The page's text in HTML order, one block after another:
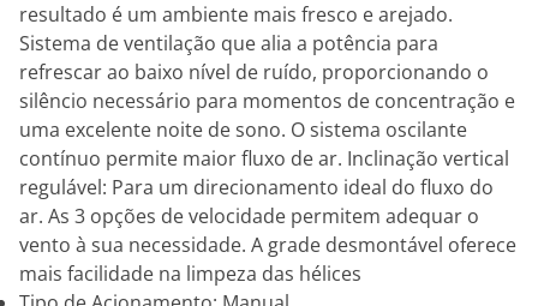
resultado é um ambiente mais fresco e arejado.
Sistema de ventilação que alia a potência para
refrescar ao baixo nível de ruído, proporcionando o
silêncio necessário para momentos de concentração e
uma excelente noite de sono. O sistema oscilante
contínuo permite maior fluxo de ar. Inclinação vertical
regulável: Para um direcionamento ideal do fluxo do
ar. As 3 opções de velocidade permitem adequar o
vento à sua necessidade. A grade desmontável oferece
mais facilidade na limpeza das hélices